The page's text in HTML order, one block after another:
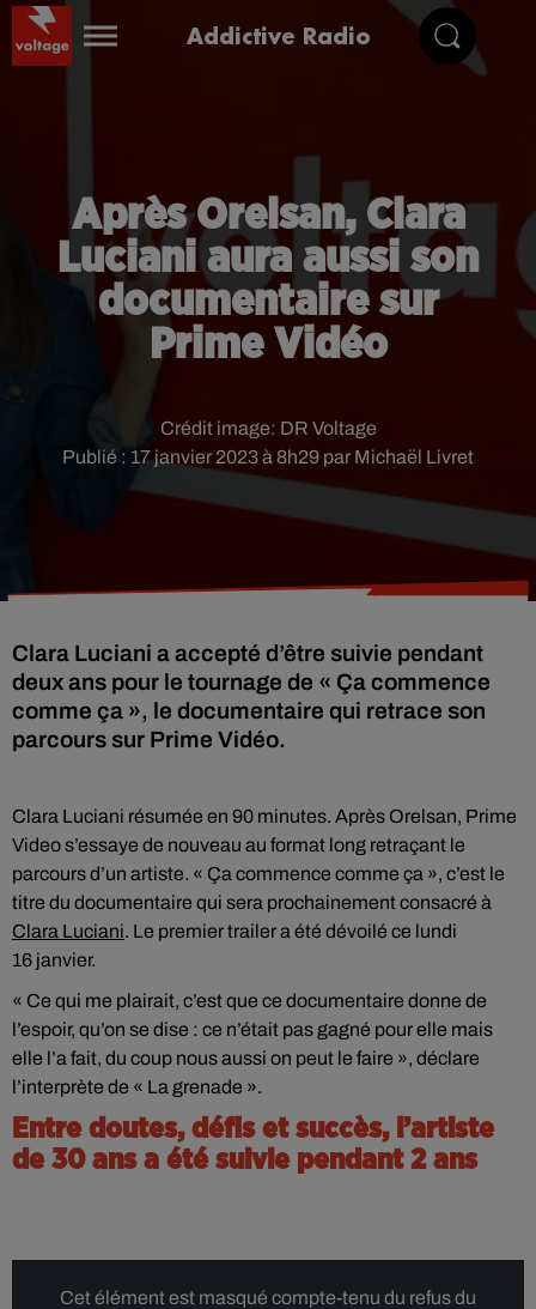
Addictive Radio
Après Orelsan, Clara
Luciani aura aussi son
documentaire sur
Prime Vidéo
Publié : 17 janvier 2023 à 8h29 par Michaël Livret
Crédit image: DR Voltage
Clara Luciani a accepté d’être suivie pendant
deux ans pour le tournage de « Ça commence
comme ça », le documentaire qui retrace son
parcours sur Prime Vidéo.
Clara Luciani résumée en 90 minutes. Après Orelsan, Prime
Video s’essaye de nouveau au format long retraçant le
parcours d’un artiste. « Ça commence comme ça », c’est le
titre du documentaire qui sera prochainement consacré à
Clara Luciani. Le premier trailer a été dévoilé ce lundi
16 janvier.
« Ce qui me plairait, c’est que ce documentaire donne de
l’espoir, qu’on se dise : ce n’était pas gagné pour elle mais
elle l’a fait, du coup nous aussi on peut le faire », déclare
l’interprète de « La grenade ».
Entre doutes, défis et succès, l’artiste
de 30 ans a été suivie pendant 2 ans
Cet élément est masqué compte-tenu du refus du